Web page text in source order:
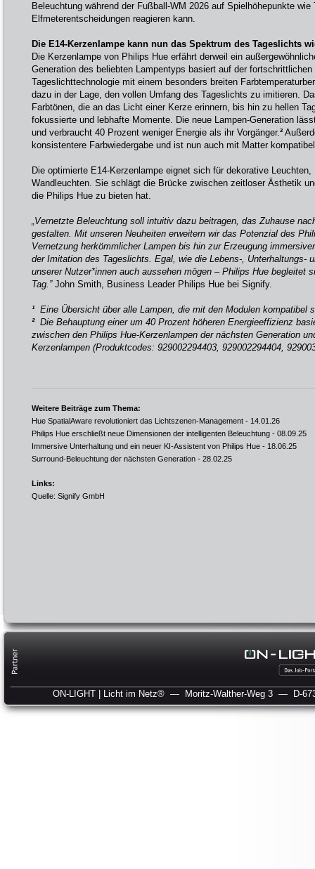
Beleuchtung während der Fußball-WM 2026 auf Spielhöhepunkte wie
Elfmeterentscheidungen reagieren kann.
Die E14-Kerzenlampe kann nun das Spektrum des Tageslichts
Die Kerzenlampe von Philips Hue erfährt derweil ein
Generation des beliebten Lampentyps basiert auf der fortschrittlichen
Tageslichttechnologie mit einem besonders breiten
dazu in der Lage, den vollen Umfang des Tageslichts zu imitieren.
Farbtönen, die an das Licht einer Kerze erinnern, bis hin zu hellen
fokussierte und lebhafte Momente. Die neue Lampen-Generation
und verbraucht 40 Prozent weniger Energie als ihr Vorgänger.²
konsistentere Farbwiedergabe und ist nun auch mit Matter
Die optimierte E14-Kerzenlampe eignet sich für dekorative Leuchten,
Wandleuchten. Sie schlägt die Brücke zwischen zeitloser Ästhetik
die Philips Hue zu bieten hat.
„Vernetzte Beleuchtung soll intuitiv dazu beitragen, das Zuhause
gestalten. Mit unseren Neuheiten erweitern wir das Potenzial des
Vernetzung herkömmlicher Lampen bis hin zur Erzeugung
der Imitation des Tageslichts. Egal, wie die Lebens-, Unterhaltungs-
unserer Nutzer*innen auch aussehen mögen – Philips Hue begleitet
Tag.” John Smith, Business Leader Philips Hue bei Signify.
¹ Eine Übersicht über alle Lampen, die mit den Modulen kompatibel
² Die Behauptung einer um 40 Prozent höheren Energieeffizienz
zwischen den Philips Hue-Kerzenlampen der nächsten Generation
Kerzenlampen (Produktcodes: 929002294403, 929002294404,
Weitere Beiträge zum Thema:
Hue SpatialAware revolutioniert das Lichtszenen-Management - 14.01.26
Philips Hue erschließt neue Dimensionen der intelligenten Beleuchtung - 08.09.25
Immersive Unterhaltung und ein neuer KI-Assistent von Philips Hue - 18.06.25
Surround-Beleuchtung der nächsten Generation - 28.02.25
Links:
Quelle: Signify GmbH
ON-LIGHT | Licht im Netz® — Moritz-Walther-Weg 3 — D-